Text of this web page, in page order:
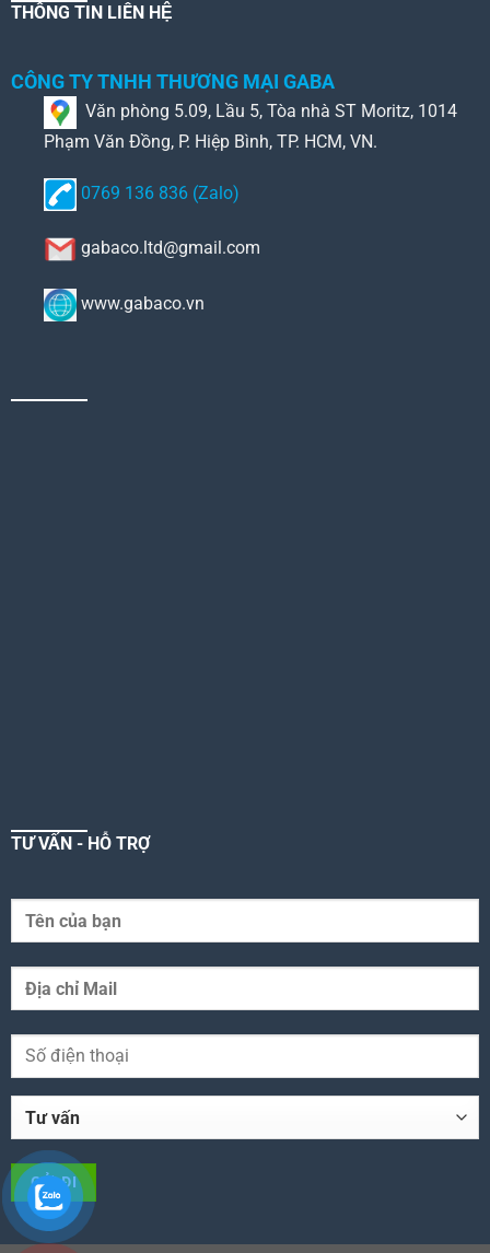
THÔNG TIN LIÊN HỆ
CÔNG TY TNHH THƯƠNG MẠI GABA
Văn phòng 5.09, Lầu 5, Tòa nhà ST Moritz, 1014
Phạm Văn Đồng, P. Hiệp Bình, TP. HCM, VN.
0769 136 836 (Zalo)
gabaco.ltd@gmail.com
www.gabaco.vn
TƯ VẤN - HỖ TRỢ